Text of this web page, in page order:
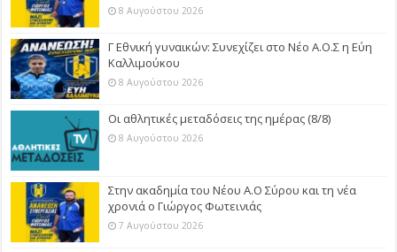
8 Αυγούστου 2026
Γ Εθνική γυναικών: Συνεχίζει στο Νέο Α.Ο.Σ η Εύη
Καλλιμούκου
8 Αυγούστου 2026
Οι αθλητικές μεταδόσεις της ημέρας (8/8)
8 Αυγούστου 2026
Στην ακαδημία του Νέου Α.Ο Σύρου και τη νέα
χρονιά ο Γιώργος Φωτεινιάς
7 Αυγούστου 2026